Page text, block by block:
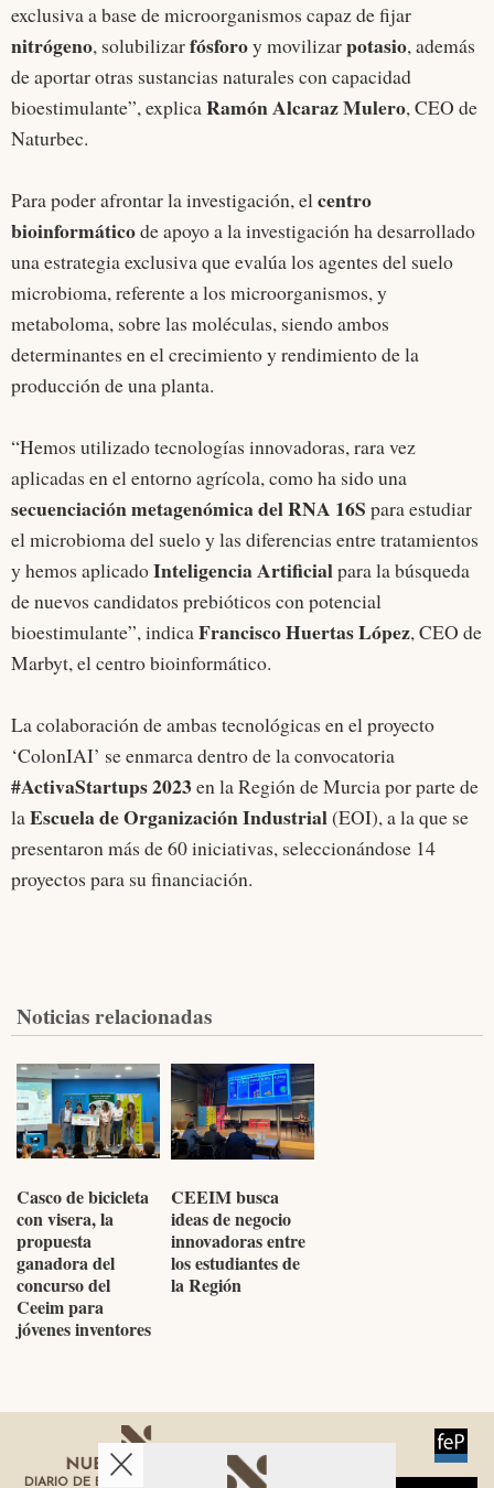
exclusiva a base de microorganismos capaz de fijar
nitrógeno, solubilizarfósforoy movilizarpotasio, además
de aportar otras sustancias naturales con capacidad
bioestimulante”, explicaRamón Alcaraz Mulero, CEO de
Naturbec.
Para poder afrontar la investigación, elcentro
bioinformáticode apoyo a la investigación ha desarrollado
una estrategia exclusiva que evalúa los agentes del suelo
microbioma, referente a los microorganismos, y
metaboloma, sobre las moléculas, siendo ambos
determinantes en el crecimiento y rendimiento de la
producción de una planta.
“Hemos utilizado tecnologías innovadoras, rara vez
aplicadas en el entorno agrícola, como ha sido una
secuenciación metagenómica del RNA 16S para estudiar
el microbioma del suelo y las diferencias entre tratamientos
y hemos aplicadoInteligencia Artificialpara la búsqueda
de nuevos candidatos prebióticos con potencial
bioestimulante”, indicaFrancisco Huertas López, CEO de
Marbyt, el centro bioinformático.
La colaboración de ambas tecnológicas en el proyecto
‘ColonIAI’ se enmarca dentro de la convocatoria
#ActivaStartups 2023en la Región de Murcia por parte de
laEscuela de Organización Industrial(EOI), a la que se
presentaron más de 60 iniciativas, seleccionándose 14
proyectos para su financiación.
Noticias relacionadas
Casco de bicicleta
con visera, la
propuesta
ganadora del
concurso del
Ceeim para
jóvenes inventores
CEEIM busca
ideas de negocio
innovadoras entre
los estudiantes de
la Región
DIARIO DE ECONOMÍA DE LA REGIÓN DE MURCIA